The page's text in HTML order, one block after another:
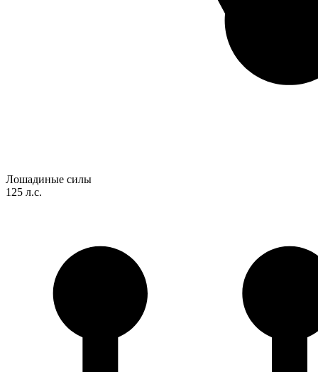
Лошадиные силы
125 л.с.